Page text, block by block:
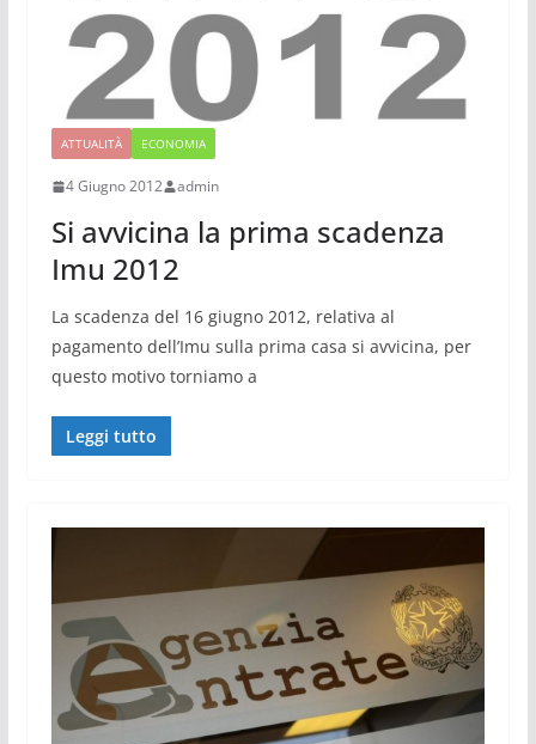
ATTUALITÀ ECONOMIA
4 Giugno 2012 admin
Si avvicina la prima scadenza
Imu 2012
La scadenza del 16 giugno 2012, relativa al
pagamento dell’Imu sulla prima casa si avvicina, per
questo motivo torniamo a
Leggi tutto